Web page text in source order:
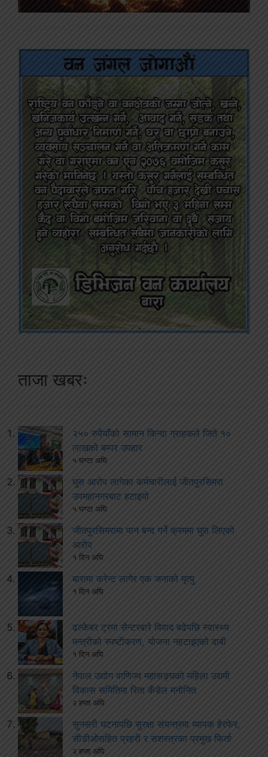
ताजा खबरः
२५० रुपैयाँको सामान किन्दा ग्राहकले जिते १०
लाखको बम्पर उपहार
५ घण्टा अघि
घुस आरोप लागेका कर्मचारीलाई जीतपुरसिमरा
उपमहानगरबाट हटाइयो
५ घण्टा अघि
जीतपुरसिमरामा पान बन्द गर्ने क्रममा घुस लिएको
आरोप
१ दिन अघि
बारामा करेन्ट लागेर एक जनाको मृत्यु
१ दिन अघि
ढल्केबर ट्रमा सेन्टरबारे विवाद बढेपछि स्वास्थ्य
मन्त्रीको स्पष्टीकरण, योजना नहटाइएको दाबी
१ दिन अघि
नेपाल उद्योग वाणिज्य महासङ्घको महिला उद्यमी
विकास समितिमा रिता कँडेल मनोनित
२ हप्ता अघि
सुनसरी घटनापछि सुरक्षा संयन्त्रमा व्यापक हेरफेर,
सीडीओसहित प्रहरी र सशस्त्रका प्रमुख फिर्ता
२ हप्ता अघि